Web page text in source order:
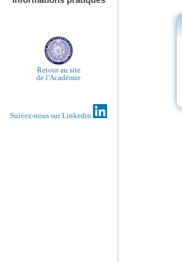
Retour au site
de l'Académie
Suivez-nous sur Linkedin